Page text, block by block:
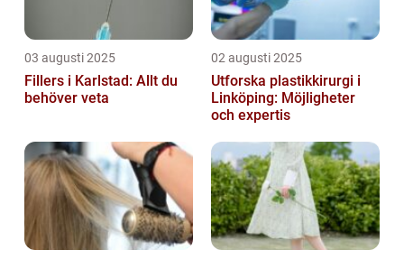
03 augusti 2025
Fillers i Karlstad: Allt du
behöver veta
02 augusti 2025
Utforska plastikkirurgi i
Linköping: Möjligheter
och expertis